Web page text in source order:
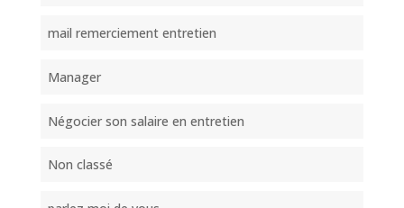
mail remerciement entretien
Manager
Négocier son salaire en entretien
Non classé